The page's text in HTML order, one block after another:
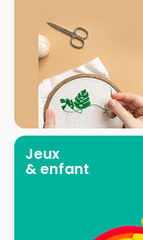
Jeux
& enfant